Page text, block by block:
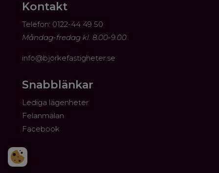
Kontakt
​Telefon: 0122-44 49 50
Måndag-fredag kl. 8.00-9.00
info@bjorkefastigheter.se
Snabblänkar
Lediga lägenheter
Felanmälan
Facebook